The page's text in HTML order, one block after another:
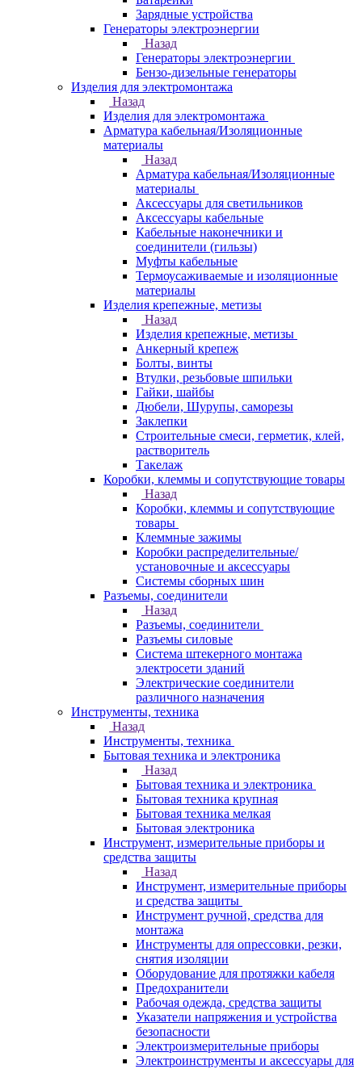
Зарядные устройства
Генераторы электроэнергии
Назад
Генераторы электроэнергии
Бензо-дизельные генераторы
Изделия для электромонтажа
Назад
Изделия для электромонтажа
Арматура кабельная/Изоляционные
материалы
Назад
Арматура кабельная/Изоляционные
материалы
Аксессуары для светильников
Аксессуары кабельные
Кабельные наконечники и
соединители (гильзы)
Муфты кабельные
Термоусаживаемые и изоляционные
материалы
Изделия крепежные, метизы
Назад
Изделия крепежные, метизы
Анкерный крепеж
Болты, винты
Втулки, резьбовые шпильки
Гайки, шайбы
Дюбели, Шурупы, саморезы
Заклепки
Строительные смеси, герметик, клей,
растворитель
Такелаж
Коробки, клеммы и сопутствующие товары
Назад
Коробки, клеммы и сопутствующие
товары
Клеммные зажимы
Коробки распределительные/
установочные и аксессуары
Системы сборных шин
Разъемы, соединители
Назад
Разъемы, соединители
Разъемы силовые
Система штекерного монтажа
электросети зданий
Электрические соединители
различного назначения
Инструменты, техника
Назад
Инструменты, техника
Бытовая техника и электроника
Назад
Бытовая техника и электроника
Бытовая техника крупная
Бытовая техника мелкая
Бытовая электроника
Инструмент, измерительные приборы и
средства защиты
Назад
Инструмент, измерительные приборы
и средства защиты
Инструмент ручной, средства для
монтажа
Инструменты для опрессовки, резки,
снятия изоляции
Оборудование для протяжки кабеля
Предохранители
Рабочая одежда, средства защиты
Указатели напряжения и устройства
безопасности
Электроизмерительные приборы
Электроинструменты и аксессуары для